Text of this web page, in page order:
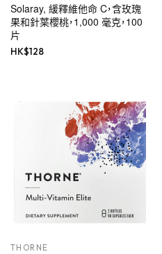
Solaray, 緩釋維他命 C，含玫瑰
果和針葉櫻桃，1,000 毫克，100
片
HK$128
THORNE